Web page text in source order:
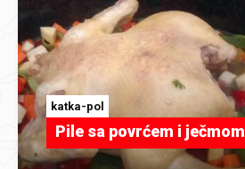
katka-pol
Pile sa povrćem i ječmom